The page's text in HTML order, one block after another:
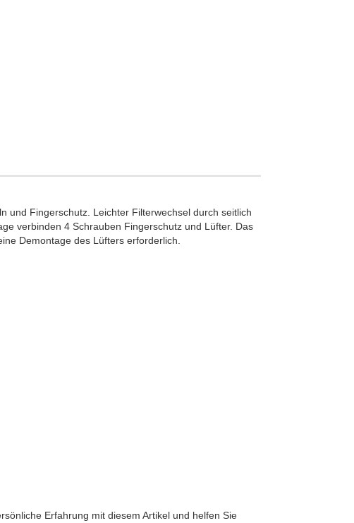
und Fingerschutz. Leichter Filterwechsel durch seitlich
verbinden 4 Schrauben Fingerschutz und Lüfter. Das
Demontage des Lüfters erforderlich.
Erfahrung mit diesem Artikel und helfen Sie